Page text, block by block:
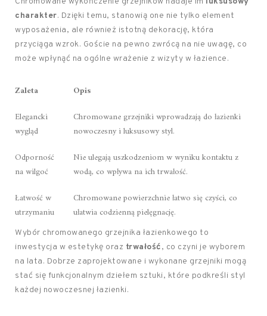
charakter. Dzięki temu, stanowią one nie tylko element
wyposażenia, ale również istotną dekorację, która
przyciąga wzrok. Goście na pewno zwrócą na nie uwagę, co
może wpłynąć na ogólne wrażenie z wizyty w łazience.
Zaleta
Opis
Elegancki
wygląd
Chromowane grzejniki wprowadzają do łazienki
nowoczesny i luksusowy styl.
Odporność
na wilgoć
Nie ulegają uszkodzeniom w wyniku kontaktu z
wodą, co wpływa na ich trwałość.
Łatwość w
utrzymaniu
Chromowane powierzchnie łatwo się czyści, co
ułatwia codzienną pielęgnację.
Wybór chromowanego grzejnika łazienkowego to
inwestycja w estetykę oraz trwałość, co czyni je wyborem
na lata. Dobrze zaprojektowane i wykonane grzejniki mogą
stać się funkcjonalnym dziełem sztuki, które podkreśli styl
każdej nowoczesnej łazienki.